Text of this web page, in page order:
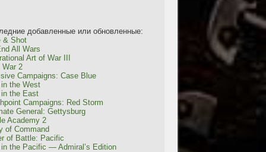
добавленные или обновленные:
& Shot
All Wars
Art of War III
War 2
Campaigns: Case Blue
the West
the East
Campaigns: Red Storm
General: Gettysburg
Academy 2
of Command
of Battle: Pacific
the Pacific — Admiral’s Edition